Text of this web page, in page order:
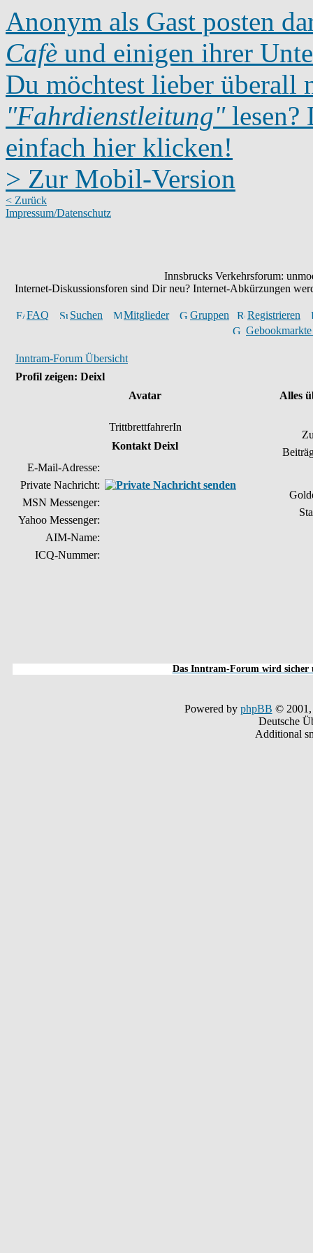
Anonym als Gast posten
Cafè und einigen ihrer
Du möchtest lieber überall
"Fahrdienstleitung"lesen?
einfach hier klicken!
> Zur Mobil-Version
< Zurück
Impressum/Datenschutz
Innsbrucks Verkehrsforum:
Internet-Diskussionsforen sind Dir neu? Internet-Abkürzungen
FAQ Suchen Mitglieder Gruppen
Registrieren
Inntram-Forum Übersicht
Profil zeigen: Deixl
Avatar
Alles
TrittbrettfahrerIn
Kontakt Deixl
E-Mail-Adresse:
Private Nachricht:
MSN Messenger:
Yahoo Messenger:
AIM-Name:
ICQ-Nummer:
Das Inntram-Forum wird sicher
Powered by phpBB © 2001,
Deutsche
Additional